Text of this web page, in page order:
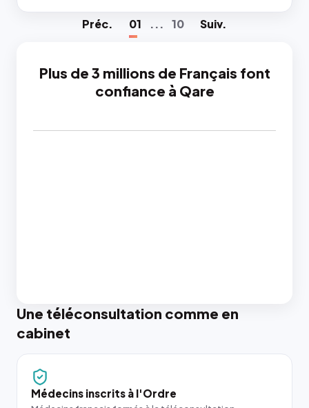
Préc. 01 ... 10 Suiv.
Plus de 3 millions de Français font
confiance à Qare
Une téléconsultation comme en
cabinet
Médecins inscrits à l'Ordre